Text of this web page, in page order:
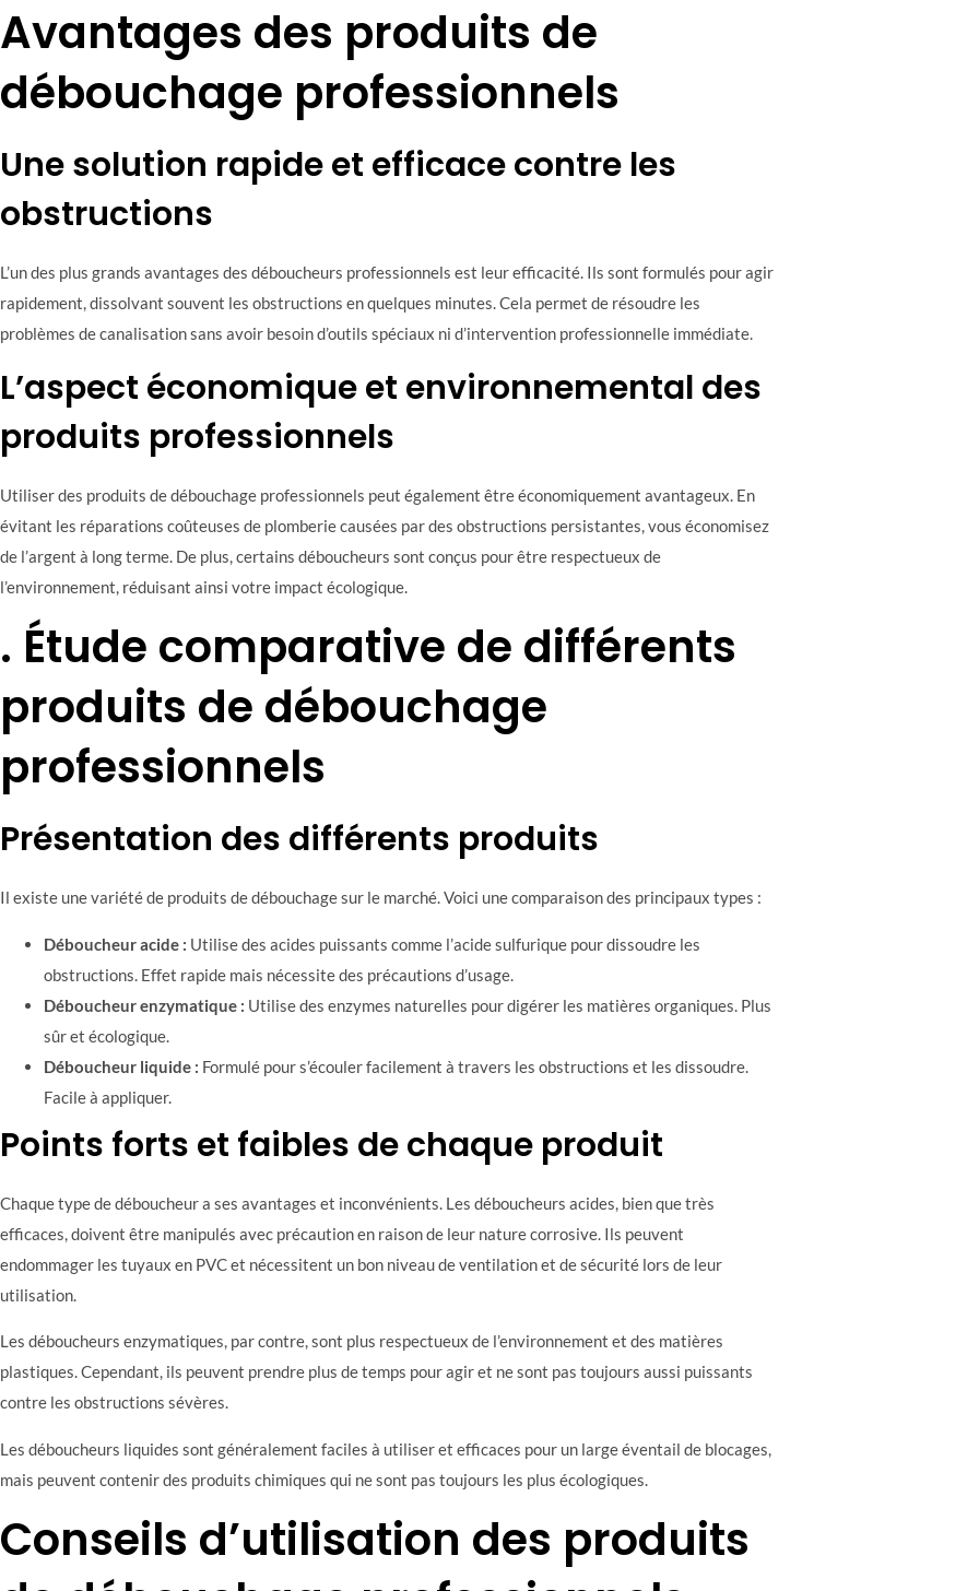
Avantages des produits de
débouchage professionnels
Une solution rapide et efficace contre les
obstructions
L’un des plus grands avantages des déboucheurs professionnels est leur efficacité. Ils sont formulés pour agir
rapidement, dissolvant souvent les obstructions en quelques minutes. Cela permet de résoudre les
problèmes de canalisation sans avoir besoin d’outils spéciaux ni d’intervention professionnelle immédiate.
L’aspect économique et environnemental des
produits professionnels
Utiliser des produits de débouchage professionnels peut également être économiquement avantageux. En
évitant les réparations coûteuses de plomberie causées par des obstructions persistantes, vous économisez
de l’argent à long terme. De plus, certains déboucheurs sont conçus pour être respectueux de
l’environnement, réduisant ainsi votre impact écologique.
. Étude comparative de différents
produits de débouchage
professionnels
Présentation des différents produits
Il existe une variété de produits de débouchage sur le marché. Voici une comparaison des principaux types :
Déboucheur acide : Utilise des acides puissants comme l’acide sulfurique pour dissoudre les
obstructions. Effet rapide mais nécessite des précautions d’usage.
Déboucheur enzymatique : Utilise des enzymes naturelles pour digérer les matières organiques. Plus
sûr et écologique.
Déboucheur liquide : Formulé pour s’écouler facilement à travers les obstructions et les dissoudre.
Facile à appliquer.
Points forts et faibles de chaque produit
Chaque type de déboucheur a ses avantages et inconvénients. Les déboucheurs acides, bien que très
efficaces, doivent être manipulés avec précaution en raison de leur nature corrosive. Ils peuvent
endommager les tuyaux en PVC et nécessitent un bon niveau de ventilation et de sécurité lors de leur
utilisation.
Les déboucheurs enzymatiques, par contre, sont plus respectueux de l’environnement et des matières
plastiques. Cependant, ils peuvent prendre plus de temps pour agir et ne sont pas toujours aussi puissants
contre les obstructions sévères.
Les déboucheurs liquides sont généralement faciles à utiliser et efficaces pour un large éventail de blocages,
mais peuvent contenir des produits chimiques qui ne sont pas toujours les plus écologiques.
Conseils d’utilisation des produits